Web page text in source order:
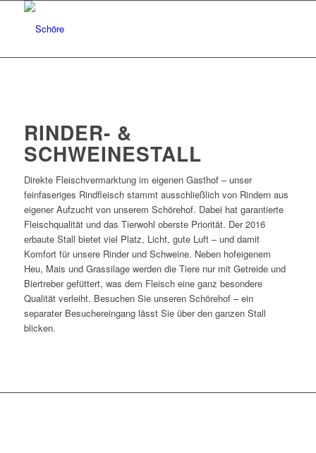
RINDER- &
SCHWEINESTALL
Direkte Fleischvermarktung im eigenen Gasthof – unser
feinfaseriges Rindfleisch stammt ausschließlich von Rindern aus
eigener Aufzucht von unserem Schörehof. Dabei hat garantierte
Fleischqualität und das Tierwohl oberste Priorität. Der 2016
erbaute Stall bietet viel Platz, Licht, gute Luft – und damit
Komfort für unsere Rinder und Schweine. Neben hofeigenem
Heu, Mais und Grassilage werden die Tiere nur mit Getreide und
Biertreber gefüttert, was dem Fleisch eine ganz besondere
Qualität verleiht. Besuchen Sie unseren Schörehof – ein
separater Besuchereingang lässt Sie über den ganzen Stall
blicken.